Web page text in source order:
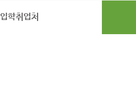
입학취업처